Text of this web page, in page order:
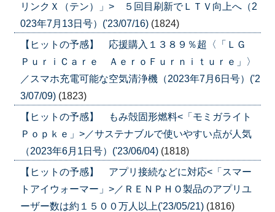
リンクＸ（テン）」> ５回目刷新でＬＴＶ向上へ（2
023年7月13日号）('23/07/16) (1824)
【ヒットの予感】 応援購入１３８９％超〈「ＬＧ
ＰｕｒｉＣａｒｅ ＡｅｒｏＦｕｒｎｉｔｕｒｅ」〉
／スマホ充電可能な空気清浄機（2023年7月6日号）('2
3/07/09) (1823)
【ヒットの予感】 もみ殻固形燃料<「モミガライト
Ｐｏｐｋｅ」>／サステナブルで使いやすい点が人気
（2023年6月1日号）('23/06/04) (1818)
【ヒットの予感】 アプリ接続などに対応<「スマー
トアイウォーマー」>／ＲＥＮＰＨＯ製品のアプリユ
ーザー数は約１５００万人以上('23/05/21) (1816)